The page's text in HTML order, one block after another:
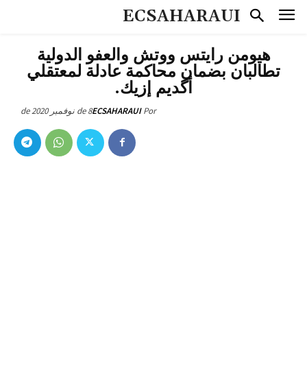
ECSAHARAUI
هيومن رايتس ووتش والعفو الدولية
تطالبان بضمان محاكمة عادلة لمعتقلي
أگديم إزيك.
Por
ECSAHARAUI8 de نوفمبر de 2020